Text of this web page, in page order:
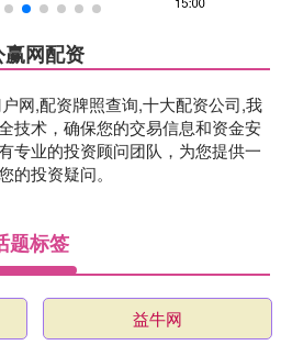
赢网配资
网,配资牌照查询,十大配资公司,我
技术，确保您的交易信息和资金安
专业的投资顾问团队，为您提供一
的投资疑问。
题标签
益牛网